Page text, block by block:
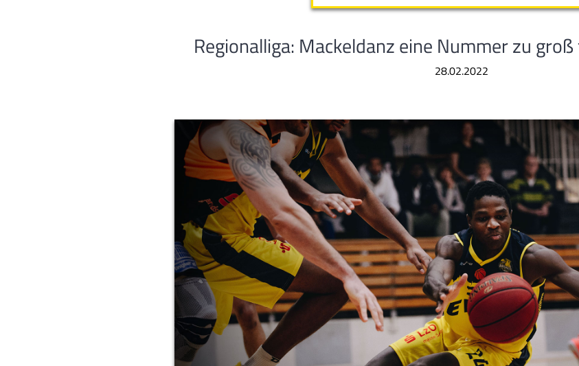
Regionalliga: Mackeldanz eine Nummer zu
28.02.2022